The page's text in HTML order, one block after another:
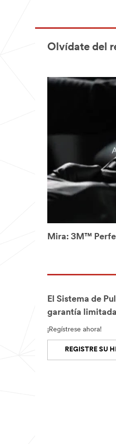
Olvídate del
Video
Mira: 3M™
El Sistema de
garantía
¡Regístrese ahora!
REGISTRE SU